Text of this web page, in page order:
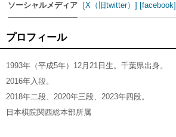
ソーシャルメディア [X（旧twitter）] [facebook]
プロフィール
1993年（平成5年）12月21日生。千葉県出身。
2016年入段。
2018年二段、2020年三段、2023年四段。
日本棋院関西総本部所属